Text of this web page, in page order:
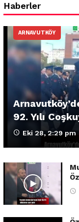
Haberler
ARNAVUTKÖY
92. Yılı
Eki 28, 2:29 pm